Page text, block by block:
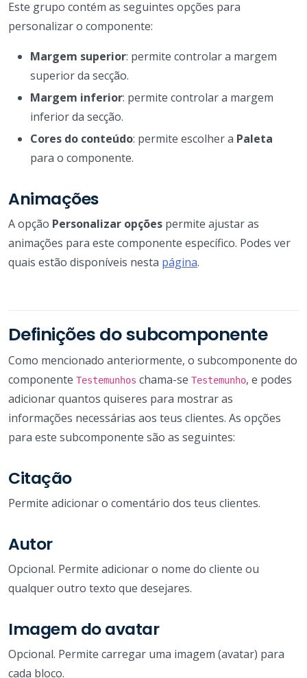
Este grupo contém as seguintes opções para
personalizar o componente:
Margem superior: permite controlar a margem
superior da secção.
Margem inferior: permite controlar a margem
inferior da secção.
Cores do conteúdo: permite escolher a Paleta
para o componente.
Animações
A opção Personalizar opções permite ajustar as
animações para este componente específico. Podes ver
quais estão disponíveis nesta página.
Definições do subcomponente
Como mencionado anteriormente, o subcomponente do
componente Testemunhos chama-se Testemunho, e podes
adicionar quantos quiseres para mostrar as
informações necessárias aos teus clientes. As opções
para este subcomponente são as seguintes:
Citação
Permite adicionar o comentário dos teus clientes.
Autor
Opcional. Permite adicionar o nome do cliente ou
qualquer outro texto que desejares.
Imagem do avatar
Opcional. Permite carregar uma imagem (avatar) para
cada bloco.